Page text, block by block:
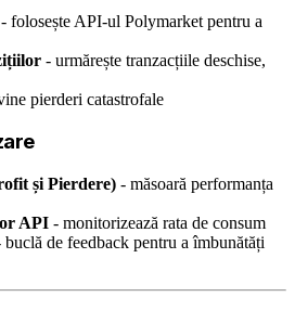
- folosește API-ul Polymarket pentru a
- urmărește tranzacțiile deschise,
pierderi catastrofale
și Pierdere) - măsoară performanța
API - monitorizează rata de consum
buclă de feedback pentru a îmbunătăți